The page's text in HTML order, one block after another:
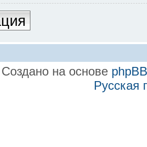
Создано на основе phpBB
Русская